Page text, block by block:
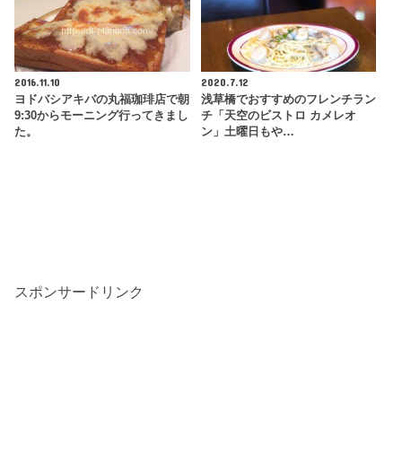
2016.11.10
ヨドバシアキバの丸福珈琲店で朝
9:30からモーニング行ってきまし
た。
2020.7.12
浅草橋でおすすめのフレンチラン
チ「天空のビストロ カメレオ
ン」土曜日もや…
スポンサードリンク